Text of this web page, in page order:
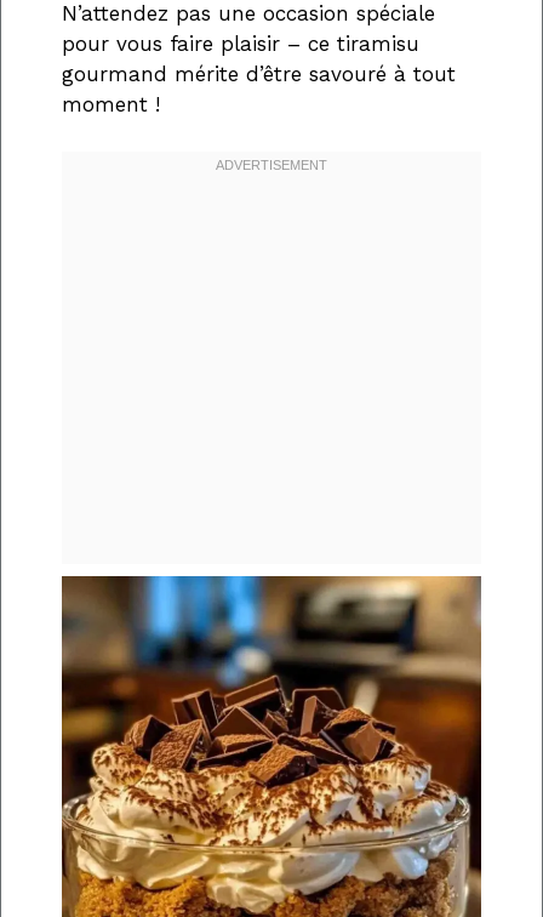
N’attendez pas une occasion spéciale
pour vous faire plaisir – ce tiramisu
gourmand mérite d’être savouré à tout
moment !